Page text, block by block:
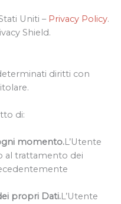
Uniti – Privacy Policy.
Shield.
diritti con
di:
momento.L’Utente
al trattamento dei
propri Dati.L’Utente